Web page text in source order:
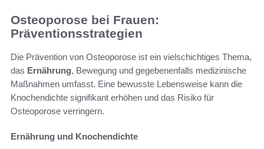
Osteoporose bei Frauen:
Präventionsstrategien
Die Prävention von Osteoporose ist ein vielschichtiges Thema,
das Ernährung, Bewegung und gegebenenfalls medizinische
Maßnahmen umfasst. Eine bewusste Lebensweise kann die
Knochendichte signifikant erhöhen und das Risiko für
Osteoporose verringern.
Ernährung und Knochendichte